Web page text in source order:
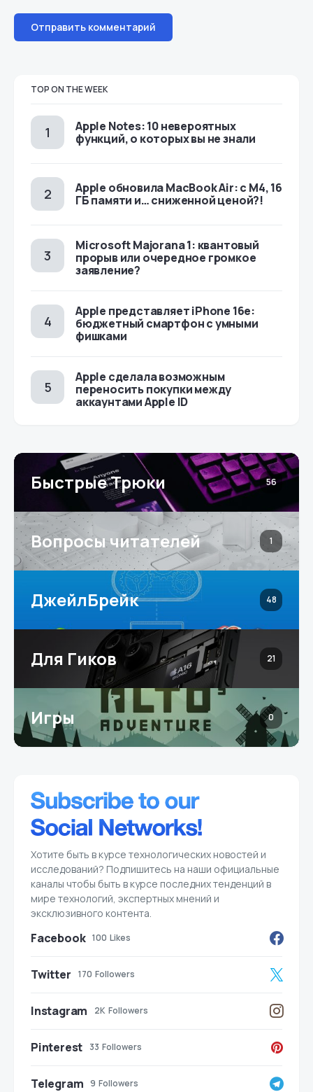
TOP ON THE WEEK
Apple Notes: 10 невероятных
функций, о которых вы не знали
Apple обновила MacBook Air: с M4, 16
ГБ памяти и… сниженной ценой?!
Microsoft Majorana 1: квантовый
прорыв или очередное громкое
заявление?
Apple представляет iPhone 16e:
бюджетный смартфон с умными
фишками
Apple сделала возможным
переносить покупки между
аккаунтами Apple ID
Быстрые Трюки 56
Вопросы читателей 1
ДжейлБрейк 48
Для Гиков 21
Игры 0
Хотите быть в курсе технологических новостей и
исследований? Подпишитесь на наши официальные
каналы чтобы быть в курсе последних тенденций в
мире технологий, экспертных мнений и
эксклюзивного контента.
Facebook 100 Likes
Twitter 170 Followers
Instagram 2K Followers
Pinterest 33 Followers
Telegram 9 Followers